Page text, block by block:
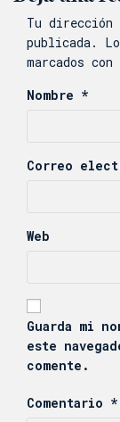
entradas
Tu dirección
publicada.
marcados con
Nombre *
Correo
Web
Guarda mi
este
comente.
Comentario *